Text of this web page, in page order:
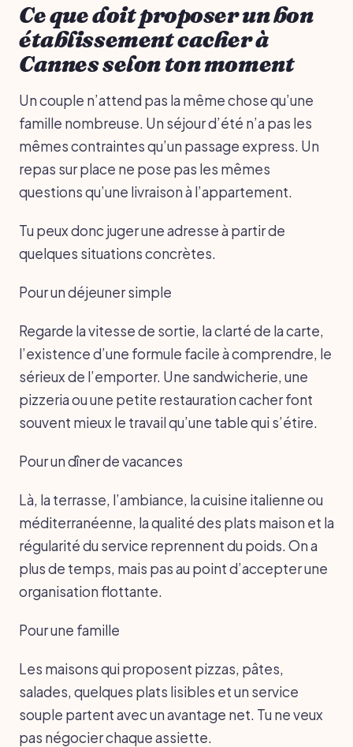
Ce que doit proposer un bon
établissement cacher à
Cannes selon ton moment
Un couple n’attend pas la même chose qu’une
famille nombreuse. Un séjour d’été n’a pas les
mêmes contraintes qu’un passage express. Un
repas sur place ne pose pas les mêmes
questions qu’une livraison à l’appartement.
Tu peux donc juger une adresse à partir de
quelques situations concrètes.
Pour un déjeuner simple
Regarde la vitesse de sortie, la clarté de la carte,
l’existence d’une formule facile à comprendre, le
sérieux de l’emporter. Une sandwicherie, une
pizzeria ou une petite restauration cacher font
souvent mieux le travail qu’une table qui s’étire.
Pour un dîner de vacances
Là, la terrasse, l’ambiance, la cuisine italienne ou
méditerranéenne, la qualité des plats maison et la
régularité du service reprennent du poids. On a
plus de temps, mais pas au point d’accepter une
organisation flottante.
Pour une famille
Les maisons qui proposent pizzas, pâtes,
salades, quelques plats lisibles et un service
souple partent avec un avantage net. Tu ne veux
pas négocier chaque assiette.